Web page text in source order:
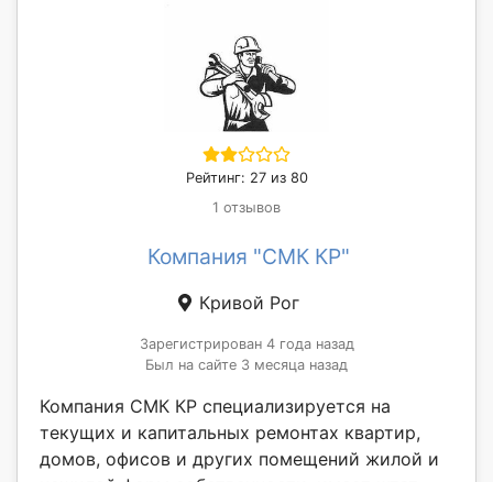
Рейтинг: 27 из 80
1 отзывов
Компания "СМК КР"
Кривой Рог
Зарегистрирован 4 года назад
Был на сайте 3 месяца назад
Компания СМК КР специализируется на
текущих и капитальных ремонтах квартир,
домов, офисов и других помещений жилой и